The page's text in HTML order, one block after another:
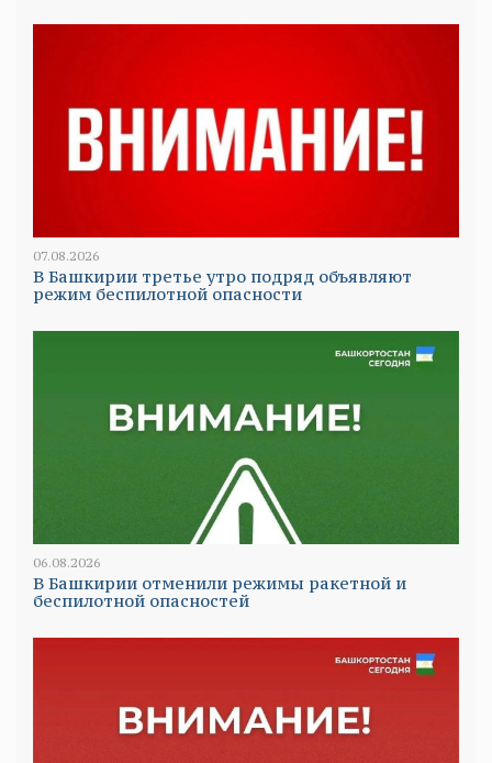
07.08.2026
В Башкирии третье утро подряд объявляют
режим беспилотной опасности
06.08.2026
В Башкирии отменили режимы ракетной и
беспилотной опасностей